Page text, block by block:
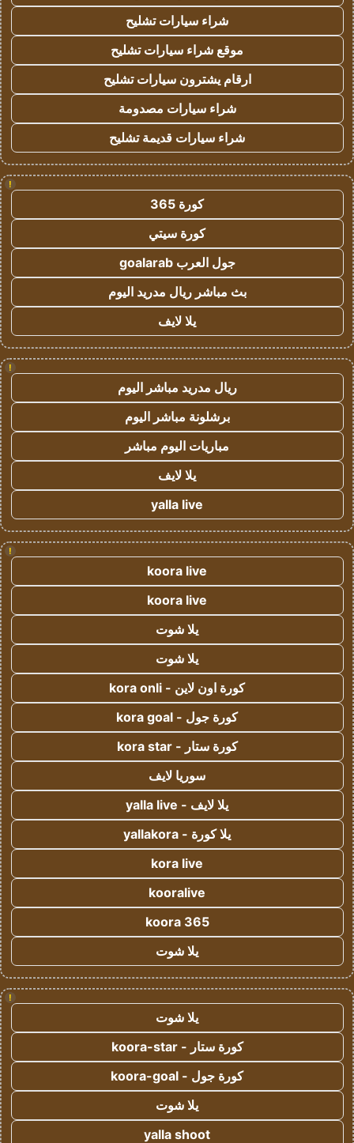
شراء سيارات تشليح
موقع شراء سيارات تشليح
ارقام يشترون سيارات تشليح
شراء سيارات مصدومة
شراء سيارات قديمة تشليح
!
كورة 365
كورة سيتي
جول العرب goalarab
بث مباشر ريال مدريد اليوم
يلا لايف
!
ريال مدريد مباشر اليوم
برشلونة مباشر اليوم
مباريات اليوم مباشر
يلا لايف
yalla live
!
koora live
koora live
يلا شوت
يلا شوت
كورة اون لاين - kora onli
كورة جول - kora goal
كورة ستار - kora star
سوريا لايف
يلا لايف - yalla live
يلا كورة - yallakora
kora live
kooralive
koora 365
يلا شوت
!
يلا شوت
كورة ستار - koora-star
كورة جول - koora-goal
يلا شوت
yalla shoot